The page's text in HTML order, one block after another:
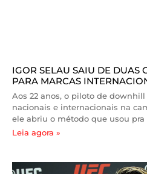
IGOR SELAU SAIU DE DUAS
PARA MARCAS
Aos 22 anos, o piloto de
nacionais e internacionais na
ele abriu o método que usou pra
Leia agora »